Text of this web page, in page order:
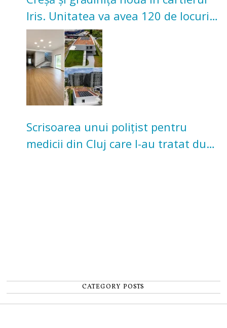
Iris. Unitatea va avea 120 de locuri
pentru copii
Scrisoarea unui polițist pentru
medicii din Cluj care l-au tratat după
CATEGORY POSTS